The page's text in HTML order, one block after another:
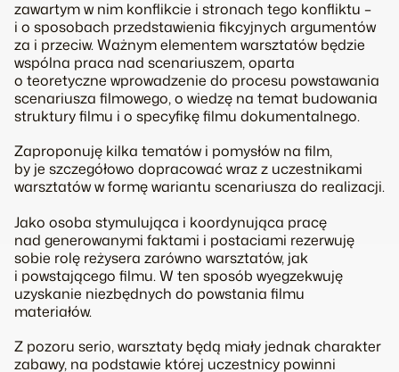
zawartym w nim konflikcie i stronach tego konfliktu –
i o sposobach przedstawienia fikcyjnych argumentów
za i przeciw. Ważnym elementem warsztatów będzie
wspólna praca nad scenariuszem, oparta
o teoretyczne wprowadzenie do procesu powstawania
scenariusza filmowego, o wiedzę na temat budowania
struktury filmu i o specyfikę filmu dokumentalnego.
Zaproponuję kilka tematów i pomysłów na film,
by je szczegółowo dopracować wraz z uczestnikami
warsztatów w formę wariantu scenariusza do realizacji.
Jako osoba stymulująca i koordynująca pracę
nad generowanymi faktami i postaciami rezerwuję
sobie rolę reżysera zarówno warsztatów, jak
i powstającego filmu. W ten sposób wyegzekwuję
uzyskanie niezbędnych do powstania filmu
materiałów.
Z pozoru serio, warsztaty będą miały jednak charakter
zabawy, na podstawie której uczestnicy powinni